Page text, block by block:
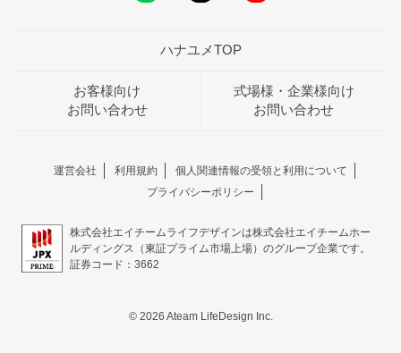
ハナユメTOP
お客様向け
お問い合わせ
式場様・企業様向け
お問い合わせ
運営会社 利用規約
個人関連情報の受領と利用について
プライバシーポリシー
株式会社エイチームライフデザインは株式会社エイチームホー
ルディングス（東証プライム市場上場）のグループ企業です。
証券コード：3662
© 2026 Ateam LifeDesign Inc.